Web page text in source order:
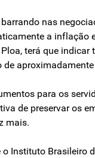
nas
a inflação
terá que
para os
de preservar os
mais.
Instituto Brasileiro